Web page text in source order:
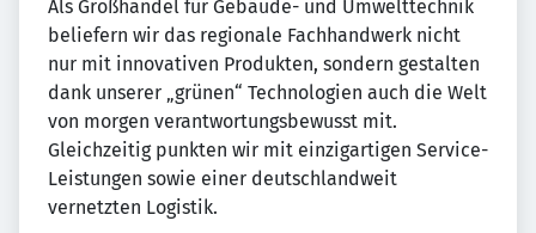
Als Großhandel für Gebäude- und Umwelttechnik
beliefern wir das regionale Fachhandwerk nicht
nur mit innovativen Produkten, sondern gestalten
dank unserer „grünen“ Technologien auch die Welt
von morgen verantwortungsbewusst mit.
Gleichzeitig punkten wir mit einzigartigen Service-
Leistungen sowie einer deutschlandweit
vernetzten Logistik.